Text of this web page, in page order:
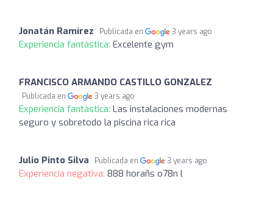
Jonatán Ramírez Publicada en 3 years ago
Experiencia fantástica: Excelente gym
FRANCISCO ARMANDO CASTILLO GONZALEZ
Publicada en 3 years ago
Experiencia fantástica: Las instalaciones modernas
seguro y sobretodo la piscina rica rica
Julio Pinto Silva Publicada en 3 years ago
Experiencia negativa: 888 horañs o78n l